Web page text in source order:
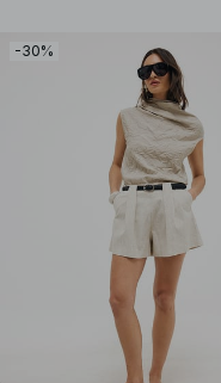
-30%